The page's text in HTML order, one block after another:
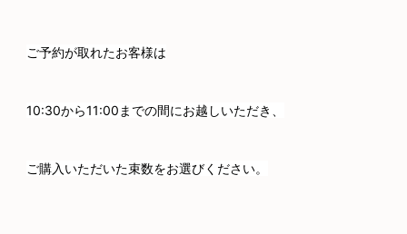
ご予約が取れたお客様は
10:30から11:00までの間にお越しいただき、
ご購入いただいた束数をお選びください。